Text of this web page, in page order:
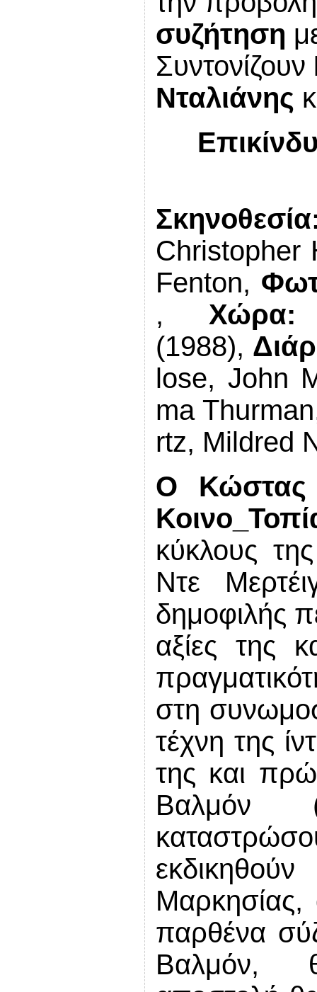
συζήτηση
Συντονίζουν
Νταλιάνης
Christopher
Fenton,
,
(1988),
lose, John
ma Thurman
rtz, Mildred
Ο Κώστας
κύκλους
Ντε
δημοφιλής
αξίες της
στη
τέχνη της
της και
Βαλμόν
Μαρκησίας,
παρθένα
Βαλμόν,